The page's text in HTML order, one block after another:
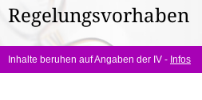
hier:
Regelungsvorhaben
Inhalte beruhen auf Angaben der IV - Infos